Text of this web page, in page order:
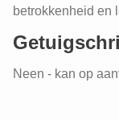
betrokkenheid en
Neen - kan op